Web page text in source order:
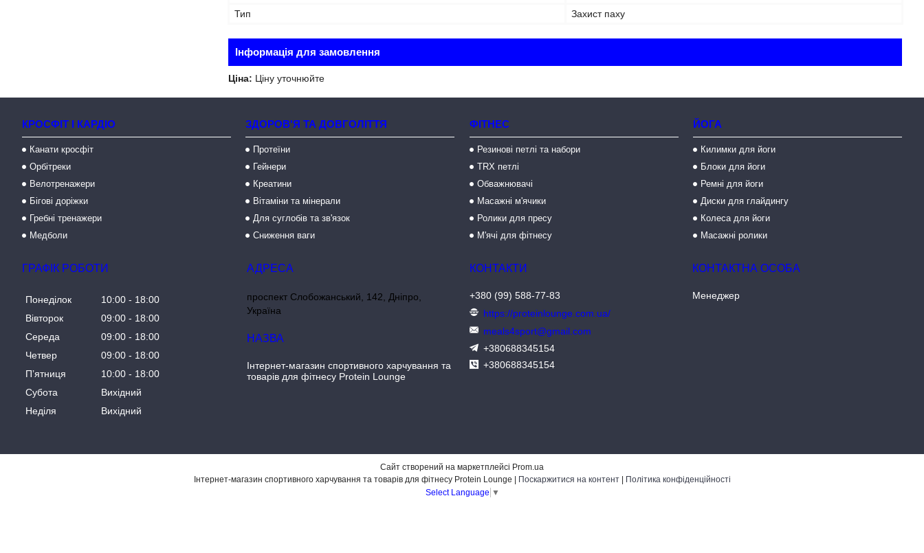
Тип
Захист паху
Інформація для замовлення
Ціна: Ціну уточнюйте
КРОСФІТ І КАРДІО
Канати кросфіт
Орбітреки
Велотренажери
Бігові доріжки
Гребні тренажери
Медболи
ЗДОРОВ'Я ТА ДОВГОЛІТТЯ
Протеїни
Гейнери
Креатини
Вітаміни та мінерали
Для суглобів та зв'язок
Сниження ваги
ФІТНЕС
Резинові петлі та набори
TRX петлі
Обважнювачі
Масажні м'ячики
Ролики для пресу
М'ячі для фітнесу
ЙОГА
Килимки для йоги
Блоки для йоги
Ремні для йоги
Диски для глайдингу
Колеса для йоги
Масажні ролики
ГРАФІК РОБОТИ
Понеділок 10:00
18:00
Вівторок
09:00
18:00
Середа
09:00
18:00
Четвер
09:00
18:00
Пʼятниця
10:00
18:00
Субота
Вихідний
Неділя
Вихідний
проспект Слобожанський, 142, Дніпро,
Україна
Інтернет-магазин спортивного харчування та
товарів для фітнесу Protein Lounge
+380 (99) 588-77-83
https://proteinlounge.com.ua/
meals4sport@gmail.com
+380688345154
+380688345154
Менеджер
Сайт створений на маркетплейсі Prom.ua
Поскаржитися на контент
Політика конфіденційності
Select Language ▼